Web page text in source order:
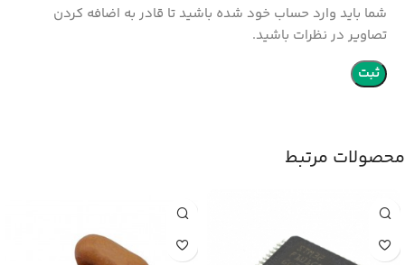
شما باید وارد حساب خود شده باشید تا قادر به اضافه کردن
تصاویر در نظرات باشید.
محصولات مرتبط